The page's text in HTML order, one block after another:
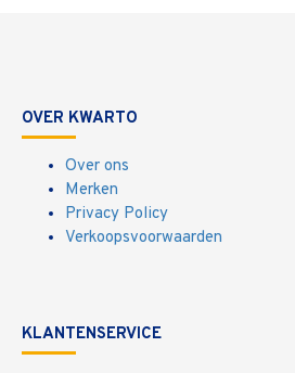
OVER KWARTO
Over ons
Merken
Privacy Policy
Verkoopsvoorwaarden
KLANTENSERVICE